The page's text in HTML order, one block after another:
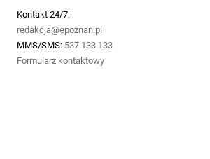
Kontakt 24/7:
redakcja@epoznan.pl
MMS/SMS: 537 133 133
Formularz kontaktowy